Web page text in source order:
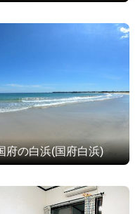
府の白浜(国府白浜)